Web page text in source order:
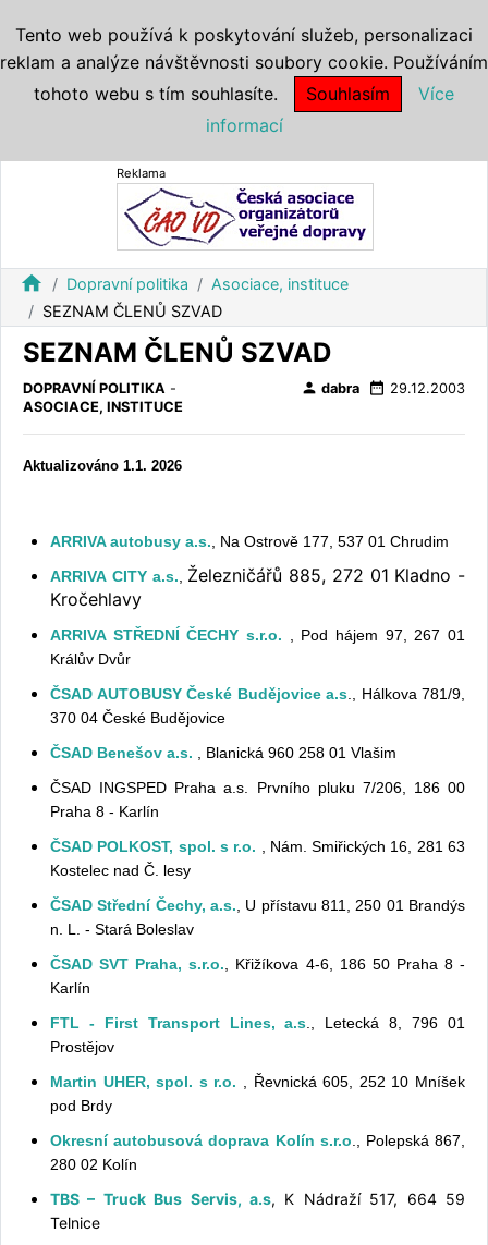
Reklama
home Dopravní politika
Asociace, instituce
SEZNAM ČLENŮ SZVAD
SEZNAM ČLENŮ SZVAD
DOPRAVNÍ POLITIKA -
ASOCIACE, INSTITUCE
person dabra date_range 29.12.2003
Aktualizováno 1.1. 2026
ARRIVA autobusy a.s. , Na Ostrově 177, 537 01 Chrudim
ARRIVA CITY a.s.
Železničářů 885, 272 01 Kladno -
Kročehlavy
ARRIVA STŘEDNÍ ČECHY s.r.o. , Pod hájem 97, 267 01
Králův Dvůr
ČSAD AUTOBUSY České Budějovice a.s ., Hálkova 781/9,
370 04 České Budějovice
ČSAD Benešov a.s. , Blanická 960 258 01 Vlašim
ČSAD INGSPED Praha a.s. Prvního pluku 7/206, 186 00
Praha 8 - Karlín
ČSAD POLKOST, spol. s r.o.
, Nám. Smiřických 16, 281 63
Kostelec nad Č. lesy
ČSAD Střední Čechy, a.s. , U přístavu 811, 250 01 Brandýs
n. L. - Stará Boleslav
ČSAD SVT Praha, s.r.o. , Křižíkova 4-6, 186 50 Praha 8 -
Karlín
FTL - First Transport Lines, a.s ., Letecká 8, 796 01
Prostějov
Martin UHER, spol. s r.o.
, Řevnická 605, 252 10 Mníšek
pod Brdy
Okresní autobusová doprava Kolín s.r.o ., Polepská 867,
280 02 Kolín
TBS – Truck Bus Servis, a.s, K Nádraží 517, 664 59
Telnice
Tento web používá k poskytování služeb, personalizaci
reklam a analýze návštěvnosti soubory cookie. Používáním
tohoto webu s tím souhlasíte.
Souhlasím
Více
informací